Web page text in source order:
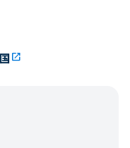
open_in_new